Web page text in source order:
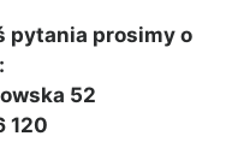
pytania prosimy o
52
120